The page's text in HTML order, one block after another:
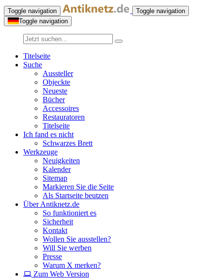
Toggle navigation
Toggle navigation
Toggle navigation
Titelseite
Suche
Aussteller
Objeckte
Neueste
Bücher
Accessoires
Restauratoren
Titelseite
Ich fand es nicht
Schwarzes Brett
Werkzeuge
Neuigkeiten
Kalender
Sitemap
Markieren Sie die Seite
Als Startseite beutzen
Über Antiknetz.de
So funktioniert es
Sicherheit
Kontakt
Wollen Sie ausstellen?
Will Sie werben
Presse
Warum X merken?
Zum Web Version